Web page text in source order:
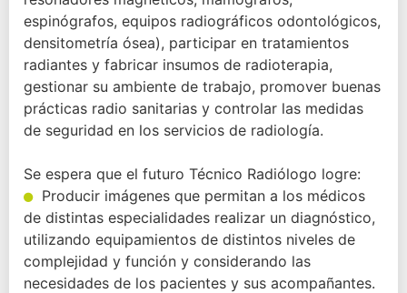
espinógrafos, equipos radiográficos odontológicos,
densitometría ósea), participar en tratamientos
radiantes y fabricar insumos de radioterapia,
gestionar su ambiente de trabajo, promover buenas
prácticas radio sanitarias y controlar las medidas
de seguridad en los servicios de radiología.
Se espera que el futuro Técnico Radiólogo logre:
Producir imágenes que permitan a los médicos
de distintas especialidades realizar un diagnóstico,
utilizando equipamientos de distintos niveles de
complejidad y función y considerando las
necesidades de los pacientes y sus acompañantes.